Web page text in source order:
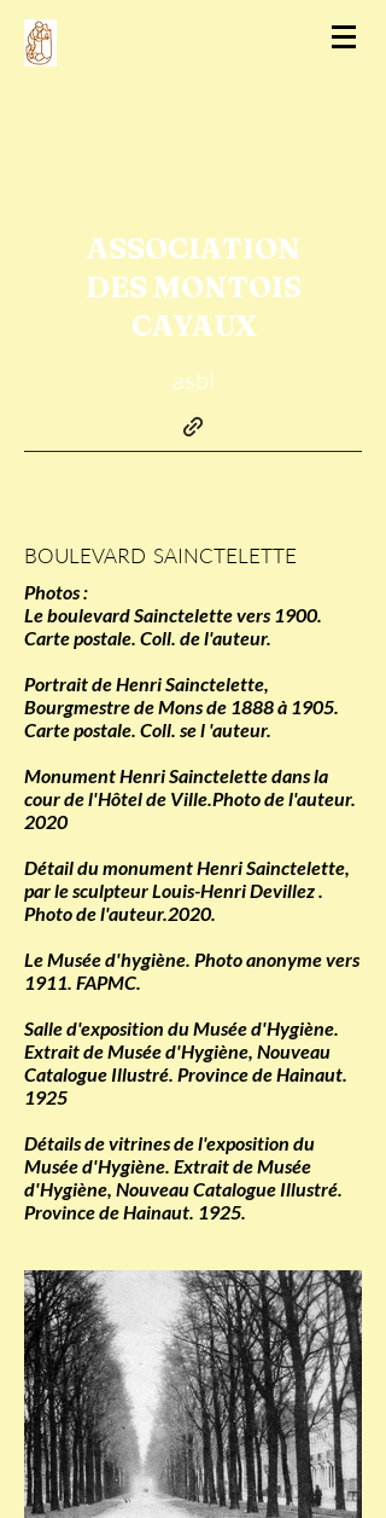
ASSOCIATION
DES MONTOIS
CAYAUX
asbl
BOULEVARD SAINCTELETTE
Photos :
Le boulevard Sainctelette vers 1900.
Carte postale. Coll. de l'auteur.
Portrait de Henri Sainctelette,
Bourgmestre de Mons de 1888 à 1905.
Carte postale. Coll. se l 'auteur.
Monument Henri Sainctelette dans la
cour de l'Hôtel de Ville.Photo de l'auteur.
2020
Détail du monument Henri Sainctelette,
par le sculpteur Louis-Henri Devillez .
Photo de l'auteur.2020.
Le Musée d'hygiène. Photo anonyme vers
1911. FAPMC.
Salle d'exposition du Musée d'Hygiène.
Extrait de Musée d'Hygiène, Nouveau
Catalogue Illustré. Province de Hainaut.
1925
Détails de vitrines de l'exposition du
Musée d'Hygiène. Extrait de Musée
d'Hygiène, Nouveau Catalogue Illustré.
Province de Hainaut. 1925.